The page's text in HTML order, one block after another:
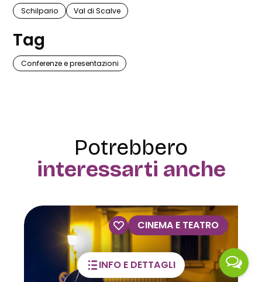
INFO E DETTAGLI
Schilpario Val di Scalve
Tag
Conferenze e presentazioni
Potrebbero
interessarti anche
VISITE GUIDATE